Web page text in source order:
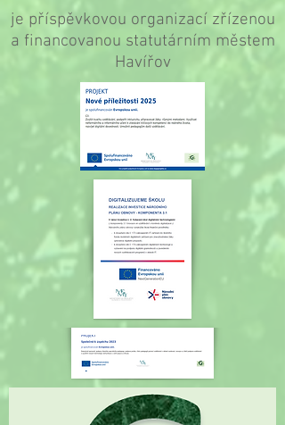
je příspěvkovou organizací zřízenou
a financovanou statutárním městem
Havířov